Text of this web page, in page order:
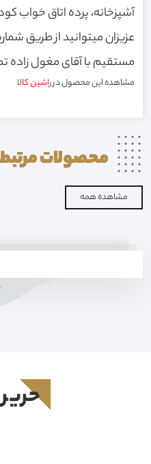
آشپزخانه، پرده اتاق خواب
عزیزان میتوانید از طریق
مستقیم با آقای مغول زاده
مشاهده این محصول درراشین کالا
محصولاتمرتبط
مشاهده همه